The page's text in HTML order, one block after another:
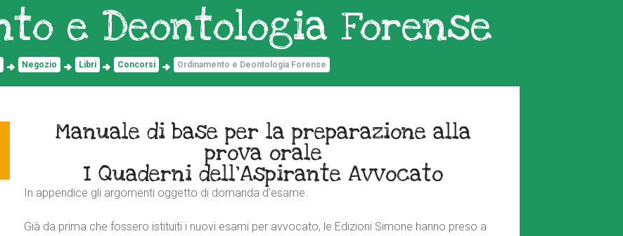
e Deontologia Forense
Negozio Libri Concorsi Ordinamento e Deontologia Forense
Manuale di base per la preparazione alla
prova orale
I Quaderni dell’Aspirante Avvocato
In appendice gli argomenti oggetto di domanda d’esame.
Già da prima che fossero istituiti i nuovi esami per avvocato, le Edizioni Simone hanno preso a